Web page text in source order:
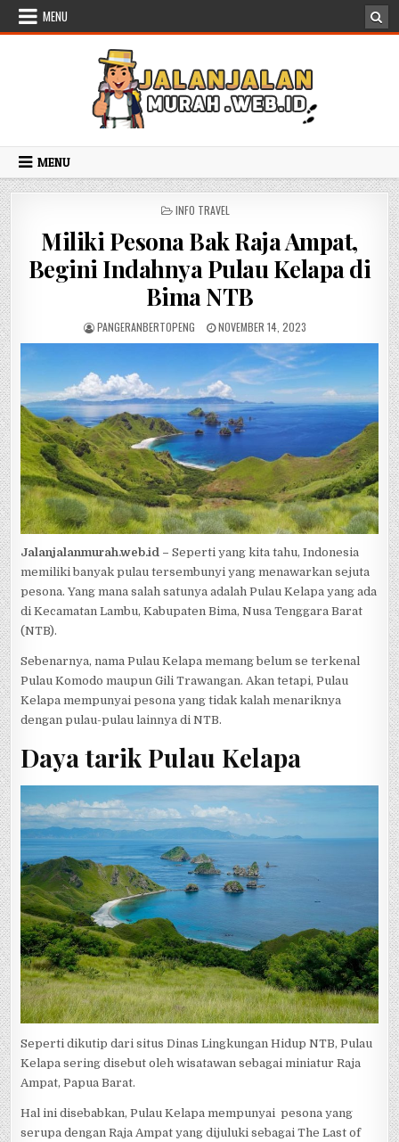
Skip to content
MENU
MENU
POSTED IN
INFO TRAVEL
Miliki Pesona Bak Raja Ampat,
Begini Indahnya Pulau Kelapa di
Bima NTB
AUTHOR:
PANGERANBERTOPENG PUBLISHED DATE:
NOVEMBER 14, 2023
Jalanjalanmurah.web.id –Seperti yang kita tahu, Indonesia
memiliki banyak pulau tersembunyi yang menawarkan sejuta
pesona. Yang mana salah satunya adalah Pulau Kelapa yang ada
di Kecamatan Lambu, Kabupaten Bima, Nusa Tenggara Barat
(NTB).
Sebenarnya, nama Pulau Kelapa memang belum se terkenal
Pulau Komodo maupun Gili Trawangan. Akan tetapi, Pulau
Kelapa mempunyai pesona yang tidak kalah menariknya
dengan pulau-pulau lainnya di NTB.
Daya tarik Pulau Kelapa
Seperti dikutip dari situs Dinas Lingkungan Hidup NTB, Pulau
Kelapa sering disebut oleh wisatawan sebagai miniatur Raja
Ampat, Papua Barat.
Hal ini disebabkan, Pulau Kelapa mempunyai pesona yang
serupa dengan Raja Ampat yang dijuluki sebagai The Last of